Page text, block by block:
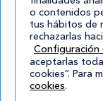
o contenidos
tus hábitos de
rechazarlas
Configuración
aceptarlas
cookies”. Para
cookies.